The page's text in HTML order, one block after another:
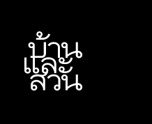
ๆ เรื่องทำเป็นอาชีพไม่ได้อยู่
งเยอะๆ ก็อยากถ่ายรูป
นิยมของจิ๋วเหมือนกัน ทีนี้
ต้องมีโต๊ะ ตู้ ตู้เย็น เอา